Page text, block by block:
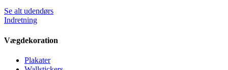
Se alt udendørs
Indretning
Vægdekoration
Plakater